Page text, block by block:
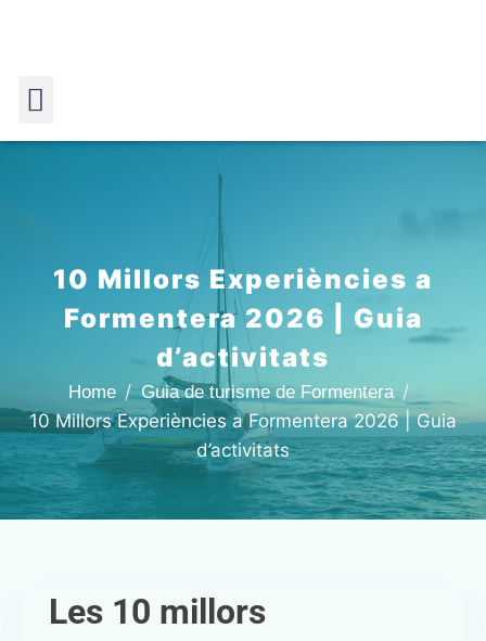
10 Millors Experiències a
Formentera 2026 | Guia
d’activitats
Home Guia de turisme de Formentera
10 Millors Experiències a Formentera 2026 | Guia
d’activitats
Les 10 millors